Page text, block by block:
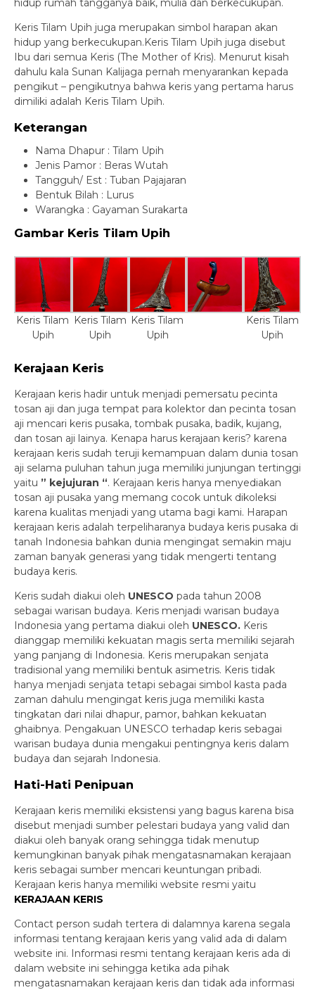
hidup rumah tangganya baik, mulia dan berkecukupan.
Keris Tilam Upih juga merupakan simbol harapan akan
hidup yang berkecukupan.Keris Tilam Upih juga disebut
Ibu dari semua Keris (The Mother of Kris). Menurut kisah
dahulu kala Sunan Kalijaga pernah menyarankan kepada
pengikut – pengikutnya bahwa keris yang pertama harus
dimiliki adalah Keris Tilam Upih.
Keterangan
Nama Dhapur : Tilam Upih
Jenis Pamor : Beras Wutah
Tangguh/ Est : Tuban Pajajaran
Bentuk Bilah : Lurus
Warangka : Gayaman Surakarta
Gambar Keris Tilam Upih
Keris Tilam
Upih
Keris Tilam
Upih
Keris Tilam
Upih
Keris Tilam
Upih
Kerajaan Keris
Kerajaan keris hadir untuk menjadi pemersatu pecinta
tosan aji dan juga tempat para kolektor dan pecinta tosan
aji mencari keris pusaka, tombak pusaka, badik, kujang,
dan tosan aji lainya. Kenapa harus kerajaan keris? karena
kerajaan keris sudah teruji kemampuan dalam dunia tosan
aji selama puluhan tahun juga memiliki junjungan tertinggi
yaitu ” kejujuran “. Kerajaan keris hanya menyediakan
tosan aji pusaka yang memang cocok untuk dikoleksi
karena kualitas menjadi yang utama bagi kami. Harapan
kerajaan keris adalah terpeliharanya budaya keris pusaka di
tanah Indonesia bahkan dunia mengingat semakin maju
zaman banyak generasi yang tidak mengerti tentang
budaya keris.
Keris sudah diakui oleh UNESCO pada tahun 2008
sebagai warisan budaya. Keris menjadi warisan budaya
Indonesia yang pertama diakui oleh UNESCO. Keris
dianggap memiliki kekuatan magis serta memiliki sejarah
yang panjang di Indonesia. Keris merupakan senjata
tradisional yang memiliki bentuk asimetris. Keris tidak
hanya menjadi senjata tetapi sebagai simbol kasta pada
zaman dahulu mengingat keris juga memiliki kasta
tingkatan dari nilai dhapur, pamor, bahkan kekuatan
ghaibnya. Pengakuan UNESCO terhadap keris sebagai
warisan budaya dunia mengakui pentingnya keris dalam
budaya dan sejarah Indonesia.
Hati-Hati Penipuan
Kerajaan keris memiliki eksistensi yang bagus karena bisa
disebut menjadi sumber pelestari budaya yang valid dan
diakui oleh banyak orang sehingga tidak menutup
kemungkinan banyak pihak mengatasnamakan kerajaan
keris sebagai sumber mencari keuntungan pribadi.
Kerajaan keris hanya memiliki website resmi yaitu
KERAJAAN KERIS
Contact person sudah tertera di dalamnya karena segala
informasi tentang kerajaan keris yang valid ada di dalam
website ini. Informasi resmi tentang kerajaan keris ada di
dalam website ini sehingga ketika ada pihak
mengatasnamakan kerajaan keris dan tidak ada informasi